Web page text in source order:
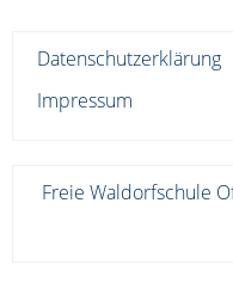
Datenschutzerklärung
Impressum
Freie Waldorfschule